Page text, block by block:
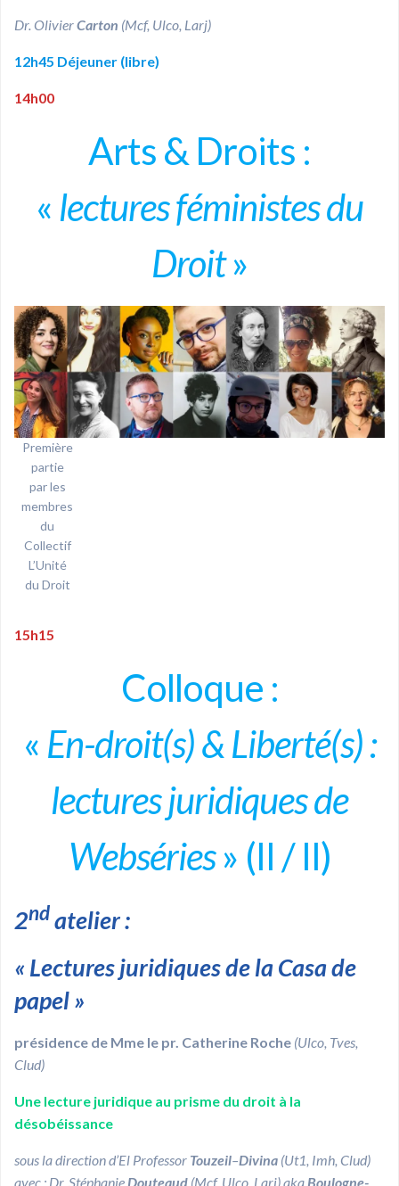
Dr. OlivierCarton (Mcf, Ulco, Larj)
12h45 Déjeuner (libre)
14h00
Arts & Droits :
« lectures féministes du
Droit»
Première
partie
par les
membres
du
Collectif
L’Unité
du Droit
15h15
Colloque :
« En-droit(s) & Liberté(s) :
lectures juridiques de
Webséries» (II / II)
2ndatelier :
« Lectures juridiques de la Casa de
papel»
présidence de Mme le pr. Catherine Roche (Ulco, Tves,
Clud)
Une lecture juridique au prisme du droit à la
désobéissance
sous la direction d’El Professor Touzeil–Divina (Ut1, Imh, Clud)
avec : Dr. Stéphanie Douteaud (Mcf, Ulco, Larj) aka Boulogne-